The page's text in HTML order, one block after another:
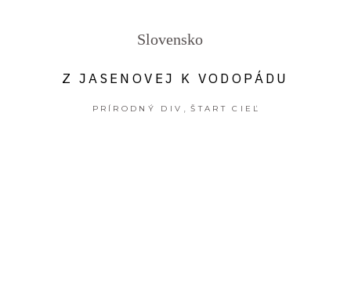
Slovensko
Z JASENOVEJ K VODOPÁDU
PRÍRODNÝ DIV , ŠTART CIEĽ